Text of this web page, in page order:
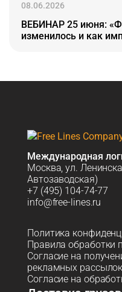
08.06.2026
ВЕБИНАР 25 июня:
изменилось и как
Международная
Москва, ул.
Автозаводская)
+7 (495) 104-74-77
info@free-lines.ru
Политика
Правила обработки
Согласие на
рекламных рассылок
Согласие на